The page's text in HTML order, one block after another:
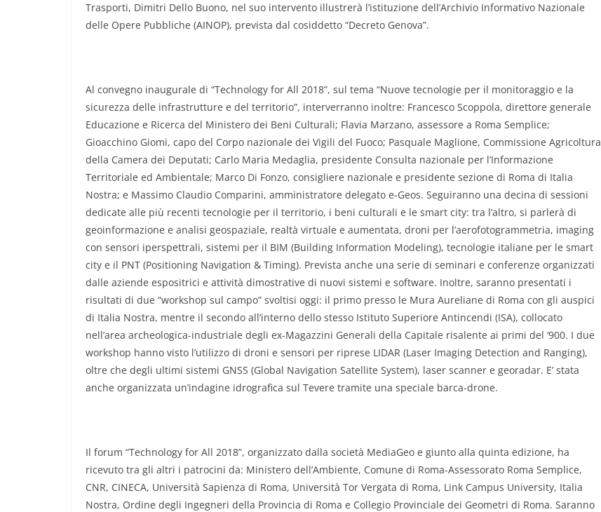
Trasporti, Dimitri Dello Buono, nel suo intervento illustrerà l’istituzione dell’Archivio Informativo Nazionale
delle Opere Pubbliche (AINOP), prevista dal cosiddetto “Decreto Genova”.
Al convegno inaugurale di “Technology for All 2018”, sul tema “Nuove tecnologie per il monitoraggio e la
sicurezza delle infrastrutture e del territorio”, interverranno inoltre: Francesco Scoppola, direttore generale
Educazione e Ricerca del Ministero dei Beni Culturali; Flavia Marzano, assessore a Roma Semplice;
Gioacchino Giomi, capo del Corpo nazionale dei Vigili del Fuoco; Pasquale Maglione, Commissione Agricoltura
della Camera dei Deputati; Carlo Maria Medaglia, presidente Consulta nazionale per l’Informazione
Territoriale ed Ambientale; Marco Di Fonzo, consigliere nazionale e presidente sezione di Roma di Italia
Nostra; e Massimo Claudio Comparini, amministratore delegato e-Geos. Seguiranno una decina di sessioni
dedicate alle più recenti tecnologie per il territorio, i beni culturali e le smart city: tra l’altro, si parlerà di
geoinformazione e analisi geospaziale, realtà virtuale e aumentata, droni per l’aerofotogrammetria, imaging
con sensori iperspettrali, sistemi per il BIM (Building Information Modeling), tecnologie italiane per le smart
city e il PNT (Positioning Navigation & Timing). Prevista anche una serie di seminari e conferenze organizzati
dalle aziende espositrici e attività dimostrative di nuovi sistemi e software. Inoltre, saranno presentati i
risultati di due “workshop sul campo” svoltisi oggi: il primo presso le Mura Aureliane di Roma con gli auspici
di Italia Nostra, mentre il secondo all’interno dello stesso Istituto Superiore Antincendi (ISA), collocato
nell’area archeologica-industriale degli ex-Magazzini Generali della Capitale risalente ai primi del ‘900. I due
workshop hanno visto l’utilizzo di droni e sensori per riprese LIDAR (Laser Imaging Detection and Ranging),
oltre che degli ultimi sistemi GNSS (Global Navigation Satellite System), laser scanner e georadar. E’ stata
anche organizzata un’indagine idrografica sul Tevere tramite una speciale barca-drone.
Il forum “Technology for All 2018”, organizzato dalla società MediaGeo e giunto alla quinta edizione, ha
ricevuto tra gli altri i patrocini da: Ministero dell’Ambiente, Comune di Roma-Assessorato Roma Semplice,
CNR, CINECA, Università Sapienza di Roma, Università Tor Vergata di Roma, Link Campus University, Italia
Nostra, Ordine degli Ingegneri della Provincia di Roma e Collegio Provinciale dei Geometri di Roma. Saranno